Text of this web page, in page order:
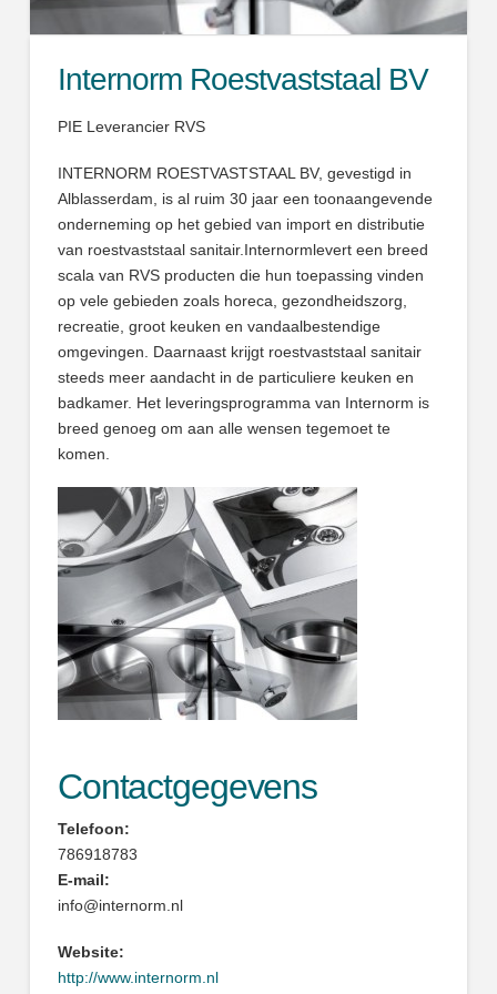
Internorm Roestvaststaal BV
PIE Leverancier RVS
INTERNORM ROESTVASTSTAAL BV, gevestigd in
Alblasserdam, is al ruim 30 jaar een toonaangevende
onderneming op het gebied van import en distributie
van roestvaststaal sanitair.Internormlevert een breed
scala van RVS producten die hun toepassing vinden
op vele gebieden zoals horeca, gezondheidszorg,
recreatie, groot keuken en vandaalbestendige
omgevingen. Daarnaast krijgt roestvaststaal sanitair
steeds meer aandacht in de particuliere keuken en
badkamer. Het leveringsprogramma van Internorm is
breed genoeg om aan alle wensen tegemoet te
komen.
Contactgegevens
Telefoon:
786918783
E-mail:
info@internorm.nl
Website:
http://www.internorm.nl